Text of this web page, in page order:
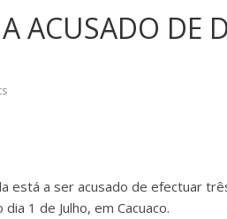
ACUSADO DE
está a ser acusado de efectuar
1 de Julho, em Cacuaco.